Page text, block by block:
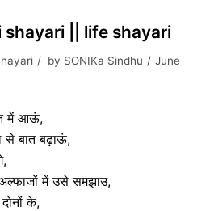
shayari || life shayari
by SONIKa Sindhu
June
में आऊं,
से बात बढ़ाऊं,
में उसे समझाउ,
के,